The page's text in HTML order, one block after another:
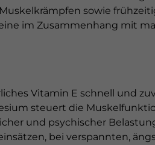
sowie
im Zusammenhang mit
Vitamin E schnell und
steuert die
und psychischer
bei verspannten,